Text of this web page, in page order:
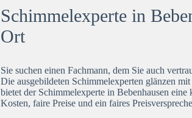
Schimmelexperte in
Ort
Sie suchen einen Fachmann, dem Sie auch
Die ausgebildeten Schimmelexperten glänzen
bietet der Schimmelexperte in Bebenhausen
Kosten, faire Preise und ein faires